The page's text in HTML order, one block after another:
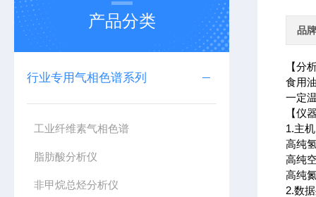
产品分类
行业专用气相色谱系列
工业纤维素气相色谱
脂肪酸分析仪
非甲烷总烃分析仪
品牌
【分
食用
一定
【仪
1.主
高纯
高纯
高纯
2.数